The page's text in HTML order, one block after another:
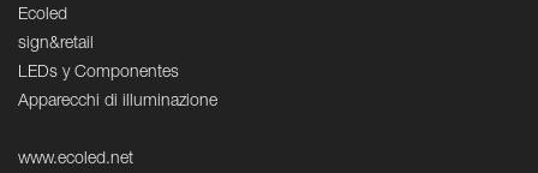
Ecoled
sign&retail
LEDs y Componentes
Apparecchi di illuminazione
www.ecoled.net